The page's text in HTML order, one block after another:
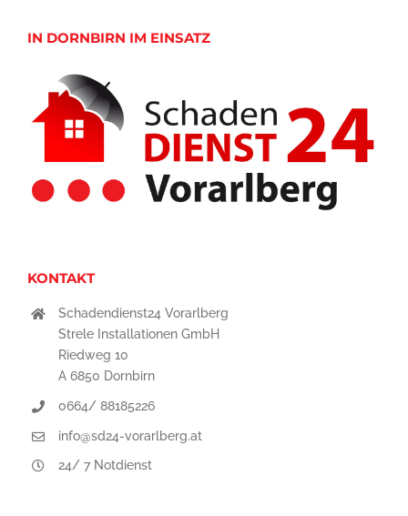
IN DORNBIRN IM EINSATZ
KONTAKT
Schadendienst24 Vorarlberg
Strele Installationen GmbH
Riedweg 10
A 6850 Dornbirn
0664/ 88185226
info@sd24-vorarlberg.at
24/ 7 Notdienst